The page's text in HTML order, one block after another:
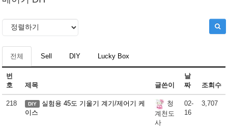
전체 Sell DIY Lucky Box
번
호
제목 글쓴이
날
짜
조회수
218 DIY
실험용 45도 기울기 계기/제어기 케
이스
청
계천도
사
02-
16
3,707